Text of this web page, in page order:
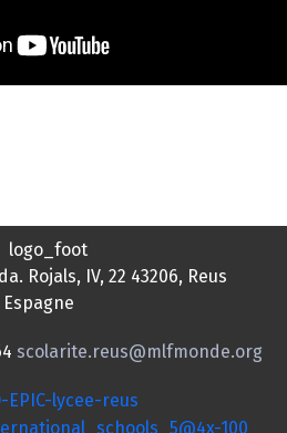
Rojals, IV, 22 43206, Reus
Espagne
scolarite.reus@mlfmonde.org